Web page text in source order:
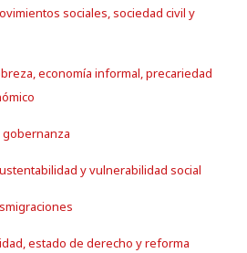
sociales, sociedad civil y
economía informal, precariedad
gobernanza
y vulnerabilidad social
estado de derecho y reforma